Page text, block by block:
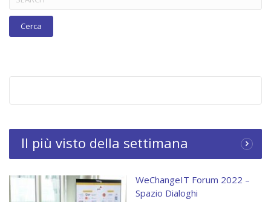
Il più visto della settimana
WeChangeIT Forum 2022 –
Spazio Dialoghi